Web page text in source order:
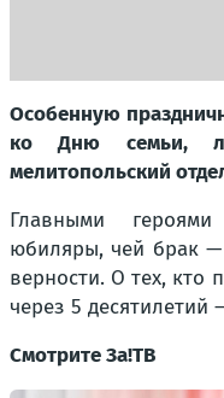
Особенную
ко Дню семьи,
мелитопольский
Главными
юбиляры, чей брак
верности. О тех, кто
через 5
Смотрите За!ТВ